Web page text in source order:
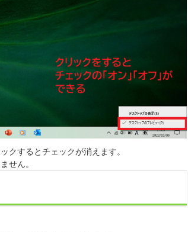
クするとチェックが消えます。
せん。